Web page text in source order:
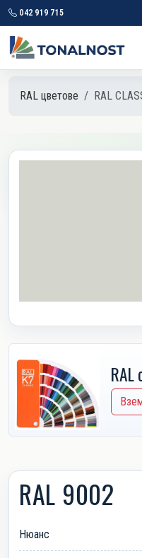
042 919 715
RAL цветове RAL
RAL
RAL 9002
Нюанс